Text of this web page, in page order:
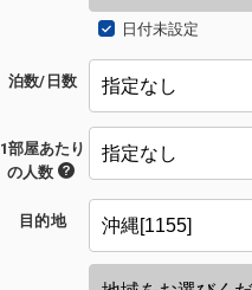
日付未設定
泊数/日数
1部屋あたり
の人数
目的地